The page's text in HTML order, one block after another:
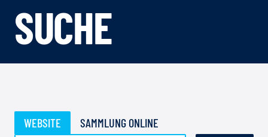
SUCHE
WEBSITE SAMMLUNG ONLINE